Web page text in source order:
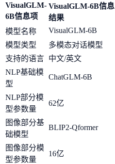
VisualGLM-
6B信息项
VisualGLM-6B信息
结果
模型名称 VisualGLM-6B
模型类型
多模态对话模型
支持的语言 中文/英文
NLP基础模
型
ChatGLM-6B
NLP部分模
型参数量
62亿
图像部分基
础模型
BLIP2-Qformer
图像部分模
型参数量
16亿